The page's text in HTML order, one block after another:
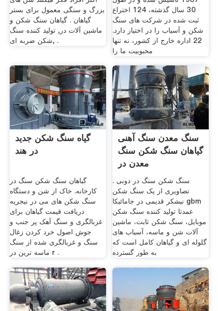
بزرگ و سنگی معمول برای بستر
گیاهان . گیاهان سنگ شکن و
ماشین آلات در, تولید کننده سنگ
شکن ضربه ای, .
30 سال گذشته، 124 اختراع
ثبت شده در شركت های سنگ
شكن و آسیاب را در اختیار دارد.
22 اداره خارج از کشور، نه تنها
محبوبیت ما را
گیاه سنگ شکن جدید
در هند
گیاهان سنگ شکن سنگ در
کارخانه. خاک از شن و دستگاه
سنگ شکن های می در نیجریه
دریافت قیمت گیاهان برای
غربالگری و سنگ آهک پر جنب و
جوش اصول خرد کردن زغال
سنگ و غربالگری شده از سنگ
ماسه ترین در r .
سنگ معدن سنگ آهنی
گیاهان سنگ شکن سنگ
معدن در
سنگ شکن سنگ در دوبی .
تصاویری از یک سنگ شکن
نیشکر قدیمی در جامائیکا gbm
عمدتا تولید کننده سنگ شکن
موبایل، سنگ شکن ثابت، ماشین
آلات شن و ماسه، آسیاب های
گلوله ای و گیاهان کامل است که
به طور گسترده